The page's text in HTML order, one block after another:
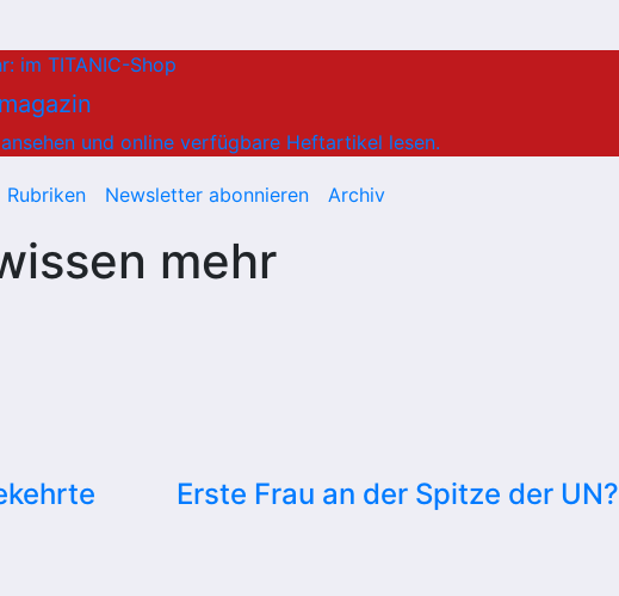
im TITANIC-Shop
und online verfügbare Heftartikel lesen.
Rubriken Newsletter abonnieren Archiv
mehr
Erste Frau an der Spitze der UN?